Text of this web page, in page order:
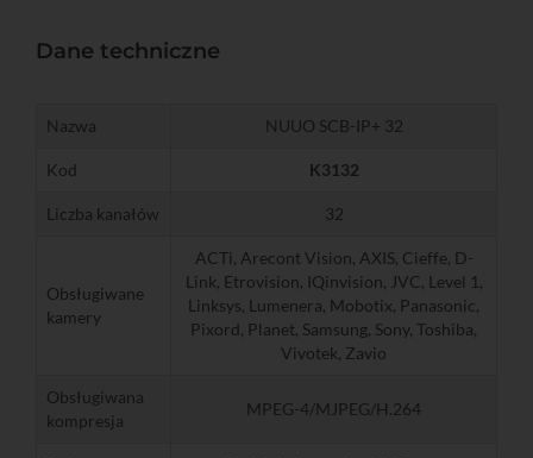
Dane techniczne
Nazwa NUUO SCB-IP+ 32
Kod K3132
Liczba kanałów 32
Obsługiwane
kamery
ACTi, Arecont Vision, AXIS, Cieffe, D-
Link, Etrovision, IQinvision, JVC, Level 1,
Linksys, Lumenera, Mobotix, Panasonic,
Pixord, Planet, Samsung, Sony, Toshiba,
Vivotek, Zavio
Obsługiwana
kompresja
MPEG-4/MJPEG/H.264